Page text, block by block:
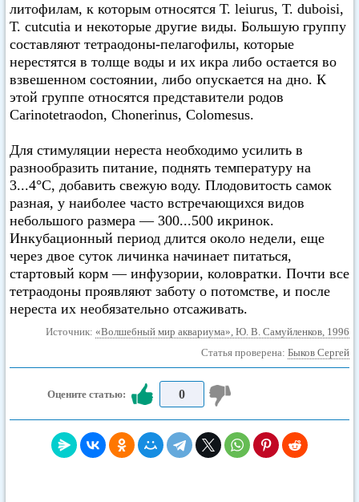
литофилам, к которым относятся Т. leiurus, Т. duboisi,
Т. cutcutia и некоторые другие виды. Большую группу
составляют тетраодоны-пелагофилы, которые
нерестятся в толще воды и их икра либо остается во
взвешенном состоянии, либо опускается на дно. К
этой группе относятся представители родов
Carinotetraodon, Chonerinus, Colomesus.
Для стимуляции нереста необходимо усилить в
разнообразить питание, поднять температуру на
3...4°С, добавить свежую воду. Плодовитость самок
разная, у наиболее часто встречающихся видов
небольшого размера — 300...500 икринок.
Инкубационный период длится около недели, еще
через двое суток личинка начинает питаться,
стартовый корм — инфузории, коловратки. Почти все
тетраодоны проявляют заботу о потомстве, и после
нереста их необязательно отсаживать.
Источник: «Волшебный мир аквариума», Ю. В. Самуйленков, 1996
Статья проверена: Быков Сергей
Оцените статью: 0